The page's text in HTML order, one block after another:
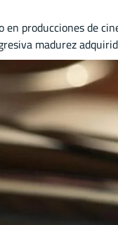
producciones de
madurez